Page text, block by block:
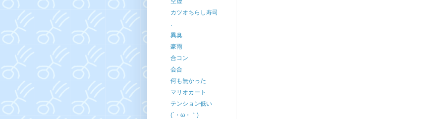
カツオちらし寿司
.
異臭
豪雨
合コン
会合
何も無かった
マリオカート
テンション低い
(´・ω・｀)